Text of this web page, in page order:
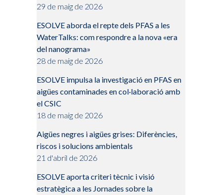
29 de maig de 2026
ESOLVE aborda el repte dels PFAS a les
WaterTalks: com respondre a la nova «era
del nanograma»
28 de maig de 2026
ESOLVE impulsa la investigació en PFAS en
aigües contaminades en col·laboració amb
el CSIC
18 de maig de 2026
Aigües negres i aigües grises: Diferències,
riscos i solucions ambientals
21 d'abril de 2026
ESOLVE aporta criteri tècnic i visió
estratègica a les Jornades sobre la